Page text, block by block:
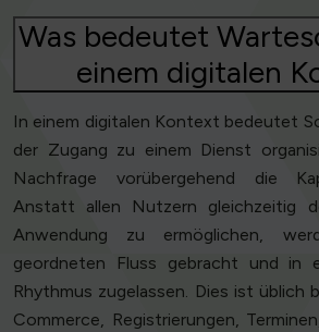
Was bedeutet
einem digitalen
In einem digitalen Kontext bedeutet
der Zugang zu einem Dienst
Nachfrage vorübergehend die
Anstatt allen Nutzern gleichzeitig
Anwendung zu ermöglichen,
geordneten Fluss gebracht und in
Rhythmus zugelassen. Dies ist üblich
Commerce, Registrierungen,